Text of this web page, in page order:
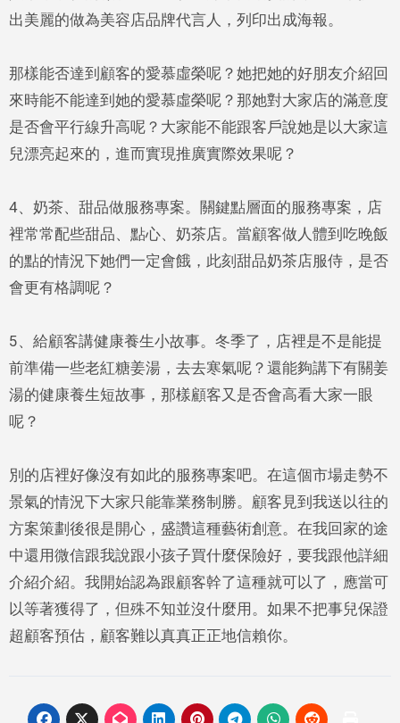
出美麗的做為美容店品牌代言人，列印出成海報。
那樣能否達到顧客的愛慕虛榮呢？她把她的好朋友介紹回
來時能不能達到她的愛慕虛榮呢？那她對大家店的滿意度
是否會平行線升高呢？大家能不能跟客戶說她是以大家這
兒漂亮起來的，進而實現推廣實際效果呢？
4、奶茶、甜品做服務專案。關鍵點層面的服務專案，店
裡常常配些甜品、點心、奶茶店。當顧客做人體到吃晚飯
的點的情況下她們一定會餓，此刻甜品奶茶店服侍，是否
會更有格調呢？
5、給顧客講健康養生小故事。冬季了，店裡是不是能提
前準備一些老紅糖姜湯，去去寒氣呢？還能夠講下有關姜
湯的健康養生短故事，那樣顧客又是否會高看大家一眼
呢？
別的店裡好像沒有如此的服務專案吧。在這個市場走勢不
景氣的情況下大家只能靠業務制勝。顧客見到我送以往的
方案策劃後很是開心，盛讚這種藝術創意。在我回家的途
中還用微信跟我說跟小孩子買什麼保險好，要我跟他詳細
介紹介紹。我開始認為跟顧客幹了這種就可以了，應當可
以等著獲得了，但殊不知並沒什麼用。如果不把事兒保證
超顧客預估，顧客難以真真正正地信賴你。